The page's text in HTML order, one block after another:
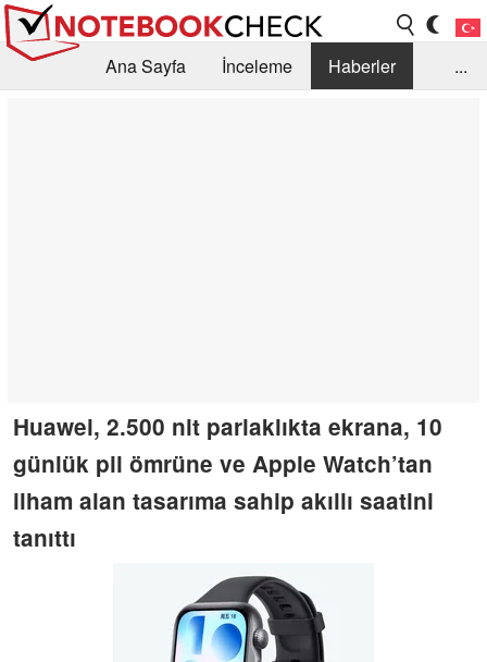
Ana Sayfa İnceleme
Haberler
...
Huawei, 2.500 nit parlaklıkta ekrana, 10
günlük pil ömrüne ve Apple Watch’tan
ilham alan tasarıma sahip akıllı saatini
tanıttı